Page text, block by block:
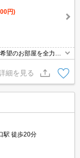
円)
望のお部屋を全力で
細を見る
駅 徒歩20分